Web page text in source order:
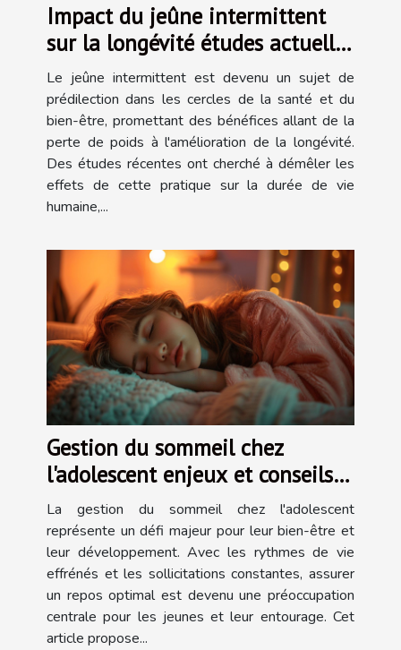
Impact du jeûne intermittent
sur la longévité études actuelles
et recommandations
Le jeûne intermittent est devenu un sujet de
prédilection dans les cercles de la santé et du
bien-être, promettant des bénéfices allant de la
perte de poids à l'amélioration de la longévité.
Des études récentes ont cherché à démêler les
effets de cette pratique sur la durée de vie
humaine,...
Gestion du sommeil chez
l'adolescent enjeux et conseils
pour un repos optimal
La gestion du sommeil chez l'adolescent
représente un défi majeur pour leur bien-être et
leur développement. Avec les rythmes de vie
effrénés et les sollicitations constantes, assurer
un repos optimal est devenu une préoccupation
centrale pour les jeunes et leur entourage. Cet
article propose...